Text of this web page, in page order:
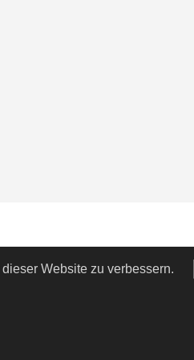
Website zu verbessern.